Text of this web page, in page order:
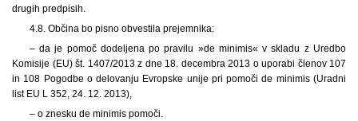
drugih predpisih.
4.8. Občina bo pisno obvestila prejemnika:
– da je pomoč dodeljena po pravilu »de minimis« v skladu z Uredbo
Komisije (EU) št. 1407/2013 z dne 18. decembra 2013 o uporabi členov 107
in 108 Pogodbe o delovanju Evropske unije pri pomoči de minimis (Uradni
list EU L 352, 24. 12. 2013),
– o znesku de minimis pomoči.